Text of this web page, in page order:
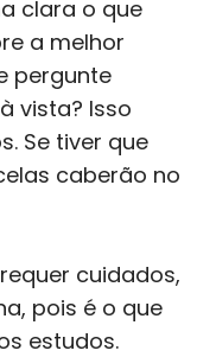
clara o que
a melhor
pergunte
vista? Isso
Se tiver que
caberão no
cuidados,
pois é o que
estudos.